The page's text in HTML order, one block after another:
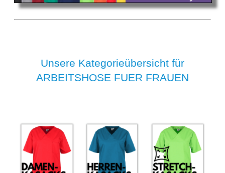
Unsere Kategorieübersicht für
ARBEITSHOSE FUER FRAUEN